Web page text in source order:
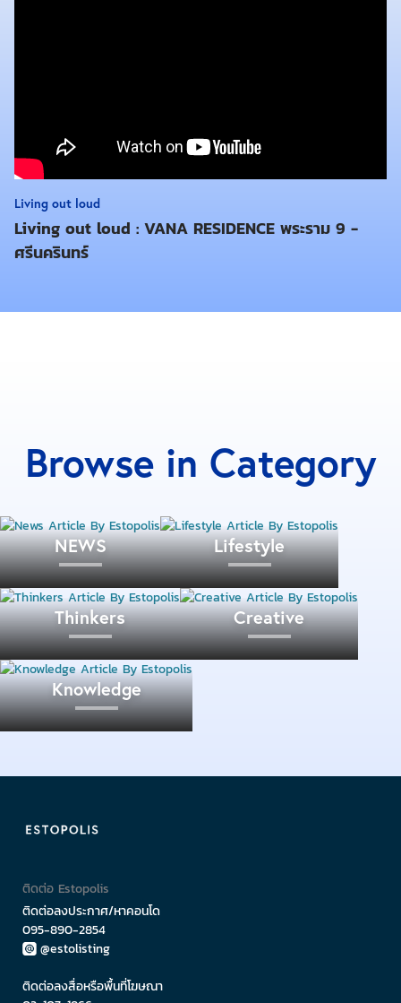
ประจำวันเกิดให้สักการะบูชาตามธรรมเนียม ซึ่งเราจะ
เห็นชาวย่างกุ้งเข้ามากราบไหว้ ทำบุญ ที่เจดีย์แห่งนี้เป็น
เวียนเข้ามาสักการะเพื่อความเป็นสิริมงคลกันนะคะ
ทิปส์ในการบูชาและขอพร :ขอพรกับเทพทันใจได้แค่ข้อ
เดียวเท่านั้น
ที่ตั้ง :กลางกรุงย่างกุ้ง ประเทศเมียนมาร์
3. องค์ที่ดาราเซเลบไทยไปไหว้เยอะที่สุด “เทพ
Living out loud
Living out loud : VANA RESIDENCE พระราม 9 -
ศรีนครินทร์
Browse in Category
NEWS Lifestyle
Thinkers Creative
Knowledge
ติดต่อ Estopolis
ติดต่อลงประกาศ/หาคอนโด
095-890-2854
@estolisting
ติดต่อลงสื่อหรือพื้นที่โฆษณา